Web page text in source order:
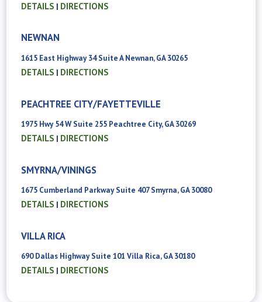
DETAILS | DIRECTIONS
NEWNAN
1615 East Highway 34 Suite A Newnan, GA 30265
DETAILS | DIRECTIONS
PEACHTREE CITY/FAYETTEVILLE
1975 Hwy 54 W Suite 255 Peachtree City, GA 30269
DETAILS | DIRECTIONS
SMYRNA/VININGS
1675 Cumberland Parkway Suite 407 Smyrna, GA 30080
DETAILS | DIRECTIONS
VILLA RICA
690 Dallas Highway Suite 101 Villa Rica, GA 30180
DETAILS DIRECTIONS